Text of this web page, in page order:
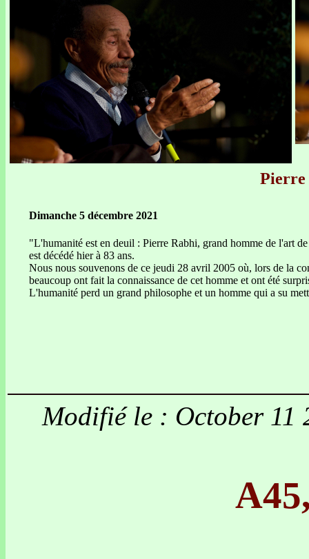
Pierre
Dimanche 5 décembre 2021
"L'humanité est en deuil : Pierre Rabhi, grand homme de l'art de
est décédé hier à 83 ans.
Nous nous souvenons de ce jeudi 28 avril 2005 où, lors de la
beaucoup ont fait la connaissance de cet homme et ont été
L'humanité perd un grand philosophe et un homme qui a su
Modifié le : October 11